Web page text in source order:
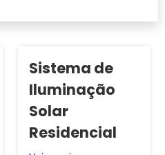
Sistema de
Iluminação
Solar
Residencial